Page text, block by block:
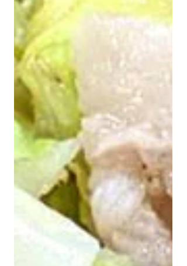
す。 ご寄付やご協力をくださる皆さま、そ
して当日活動を支えてくださったボランテ
ィアの皆さまに心より感謝申し上げます。